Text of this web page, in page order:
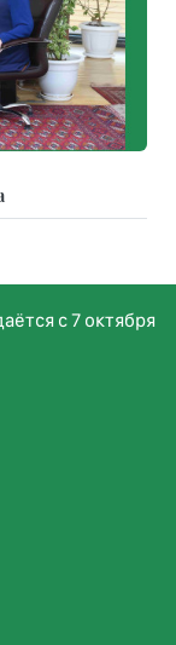
с 7 октября